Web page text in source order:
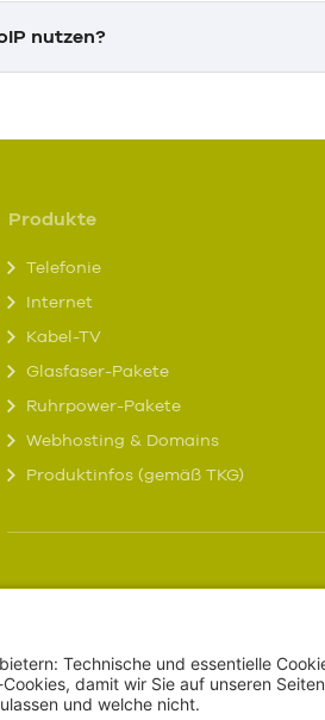
nutzen?
Produkte
Telefonie
Internet
Kabel-TV
Glasfaser-Pakete
Ruhrpower-Pakete
Webhosting & Domains
Produktinfos (gemäß TKG)
Anfahrt